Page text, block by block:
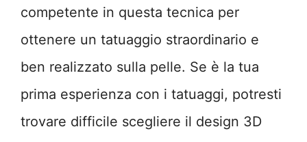
competente in questa tecnica per
ottenere un tatuaggio straordinario e
ben realizzato sulla pelle. Se è la tua
prima esperienza con i tatuaggi, potresti
trovare difficile scegliere il design 3D